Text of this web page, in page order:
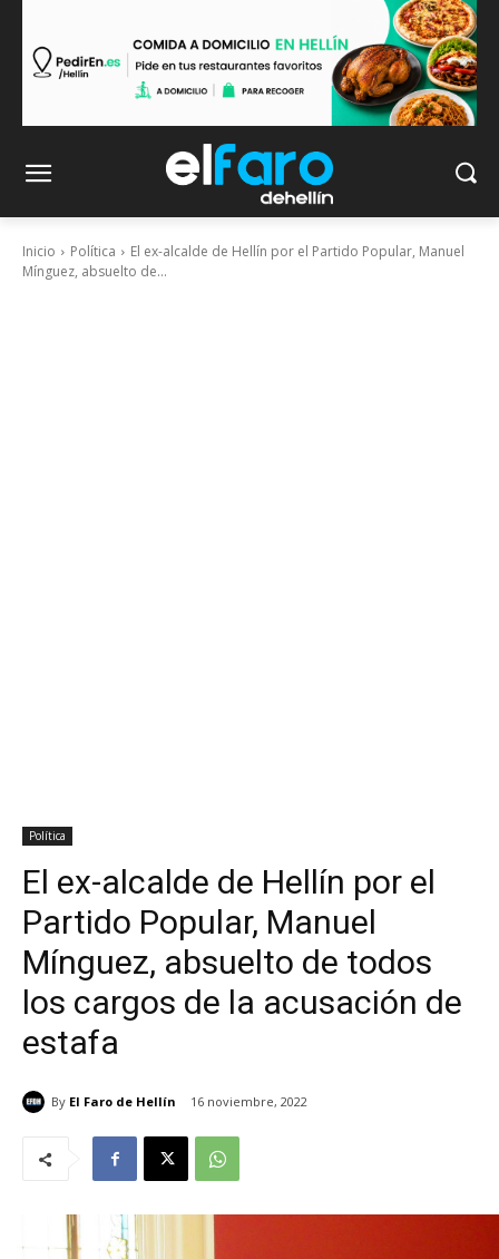
Inicio Política
El ex-alcalde de Hellín por el Partido Popular, Manuel
Mínguez, absuelto de...
Política
El ex-alcalde de Hellín por el
Partido Popular, Manuel
Mínguez, absuelto de todos
los cargos de la acusación de
estafa
By El Faro de Hellín 16 noviembre, 2022